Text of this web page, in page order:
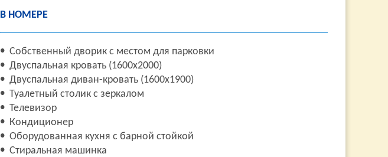
В НОМЕРЕ
Собственный дворик с местом для парковки
Двуспальная кровать (1600х2000)
Двуспальная диван-кровать (1600х1900)
Туалетный столик с зеркалом
Телевизор
Кондиционер
Оборудованная кухня с барной стойкой
Стиральная машинка